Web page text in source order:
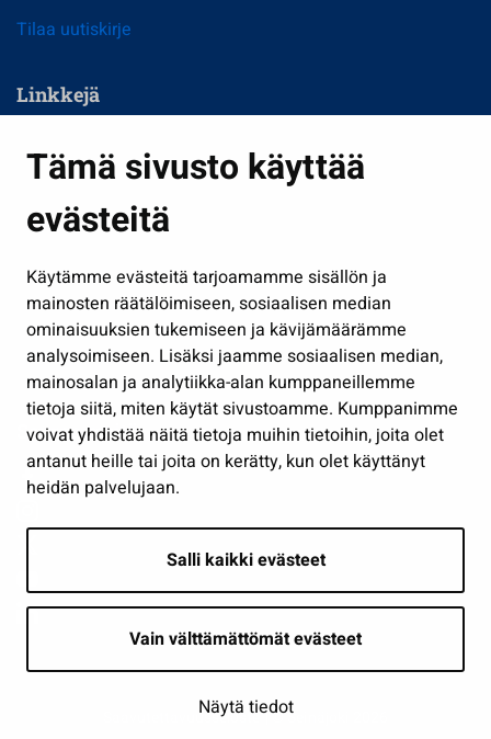
Tämä sivusto käyttää
evästeitä
Käytämme evästeitä tarjoamamme sisällön ja
mainosten räätälöimiseen, sosiaalisen median
ominaisuuksien tukemiseen ja kävijämäärämme
analysoimiseen. Lisäksi jaamme sosiaalisen median,
mainosalan ja analytiikka-alan kumppaneillemme
tietoja siitä, miten käytät sivustoamme. Kumppanimme
voivat yhdistää näitä tietoja muihin tietoihin, joita olet
antanut heille tai joita on kerätty, kun olet käyttänyt
heidän palvelujaan.
Salli kaikki evästeet
Vain välttämättömät evästeet
Näytä tiedot
Tilaa uutiskirje
Linkkejä
Kasvatus ja opetus
Kulttuuri ja liikunta
Työ ja yrittäminen
Osallistu ja asioi
Näytä omat evästeasetukseni
Seuraa meitä
Saavutettavuusseloste | © Seinäjoki 2026